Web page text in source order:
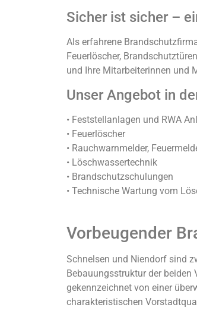
Sicher ist sicher –
Als erfahrene
Feuerlöscher,
und Ihre Mitarbeiterinnen und
Unser Angebot in
• Feststellanlagen und RWA
• Feuerlöscher
• Rauchwarnmelder,
• Löschwassertechnik
• Brandschutzschulungen
• Technische Wartung vom
Vorbeugender
Schnelsen und Niendorf sind
Bebauungsstruktur der beiden
gekennzeichnet von einer
charakteristischen